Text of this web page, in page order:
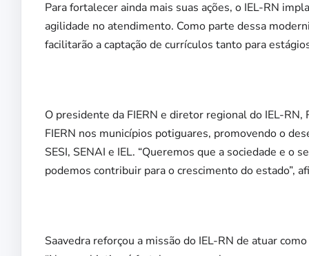
Para fortalecer ainda mais suas ações, o IEL-RN
agilidade no atendimento. Como parte dessa
facilitarão a captação de currículos tanto para
O presidente da FIERN e diretor regional do IEL-
FIERN nos municípios potiguares, promovendo o
SESI, SENAI e IEL. “Queremos que a sociedade e
podemos contribuir para o crescimento do estado”,
Saavedra reforçou a missão do IEL-RN de atuar